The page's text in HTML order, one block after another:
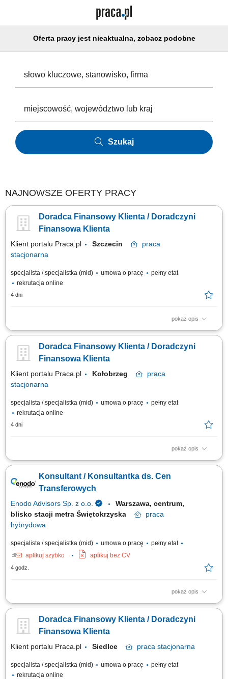
Oferta pracy jest nieaktualna, zobacz podobne
Szukaj
NAJNOWSZE OFERTY PRACY
Doradca Finansowy Klienta / Doradczyni
Finansowa Klienta
Klient portalu Praca.pl Szczecin
praca
stacjonarna
specjalista / specjalistka (mid) umowa o pracę
pełny etat
rekrutacja online
4 dni
pokaż opis
Identyfikowanie potrzeb klientów indywidualnych oraz sektora MŚP i
produktów bankowych i realizacja wyznaczonych celów sprzedażowych;
Budowanie długofalowych relacji z klientami oraz rozwijanie portfela
Doradca Finansowy Klienta / Doradczyni
Finansowa Klienta
Klient portalu Praca.pl Kołobrzeg
praca
stacjonarna
specjalista / specjalistka (mid) umowa o pracę
pełny etat
rekrutacja online
4 dni
pokaż opis
Identyfikowanie potrzeb klientów indywidualnych oraz sektora MŚP i
produktów bankowych i realizacja wyznaczonych celów sprzedażowych;
Budowanie długofalowych relacji z klientami oraz rozwijanie portfela
Konsultant / Konsultantka ds. Cen
Transferowych
Enodo Advisors Sp. z o.o.
Warszawa, centrum,
blisko stacji metra Świętokrzyska
praca
hybrydowa
specjalista / specjalistka (mid) umowa o pracę
pełny etat
aplikuj szybko
aplikuj bez CV
4 godz.
pokaż opis
Zakres obowiązków: Wsparcie klientów w realizacji obowiązków TP oraz
benchmarkingowych przy użyciu profesjonalnych baz danych i narzędzi
analitycznych; Udział w projektowaniu polityk cen transferowych, modeli...
Doradca Finansowy Klienta / Doradczyni
Finansowa Klienta
Klient portalu Praca.pl Siedlce praca stacjonarna
specjalista / specjalistka (mid) umowa o pracę
pełny etat
rekrutacja online